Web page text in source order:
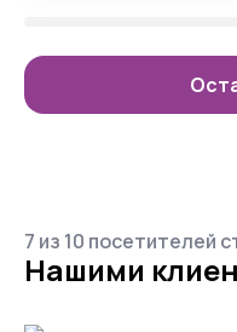
7 из 10 посетителей
Нашими